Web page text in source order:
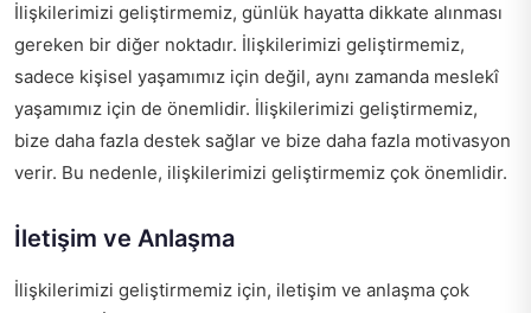
İlişkilerimizi geliştirmemiz, günlük hayatta dikkate alınması
gereken bir diğer noktadır. İlişkilerimizi geliştirmemiz,
sadece kişisel yaşamımız için değil, aynı zamanda meslekî
yaşamımız için de önemlidir. İlişkilerimizi geliştirmemiz,
bize daha fazla destek sağlar ve bize daha fazla motivasyon
verir. Bu nedenle, ilişkilerimizi geliştirmemiz çok önemlidir.
İletişim ve Anlaşma
İlişkilerimizi geliştirmemiz için, iletişim ve anlaşma çok